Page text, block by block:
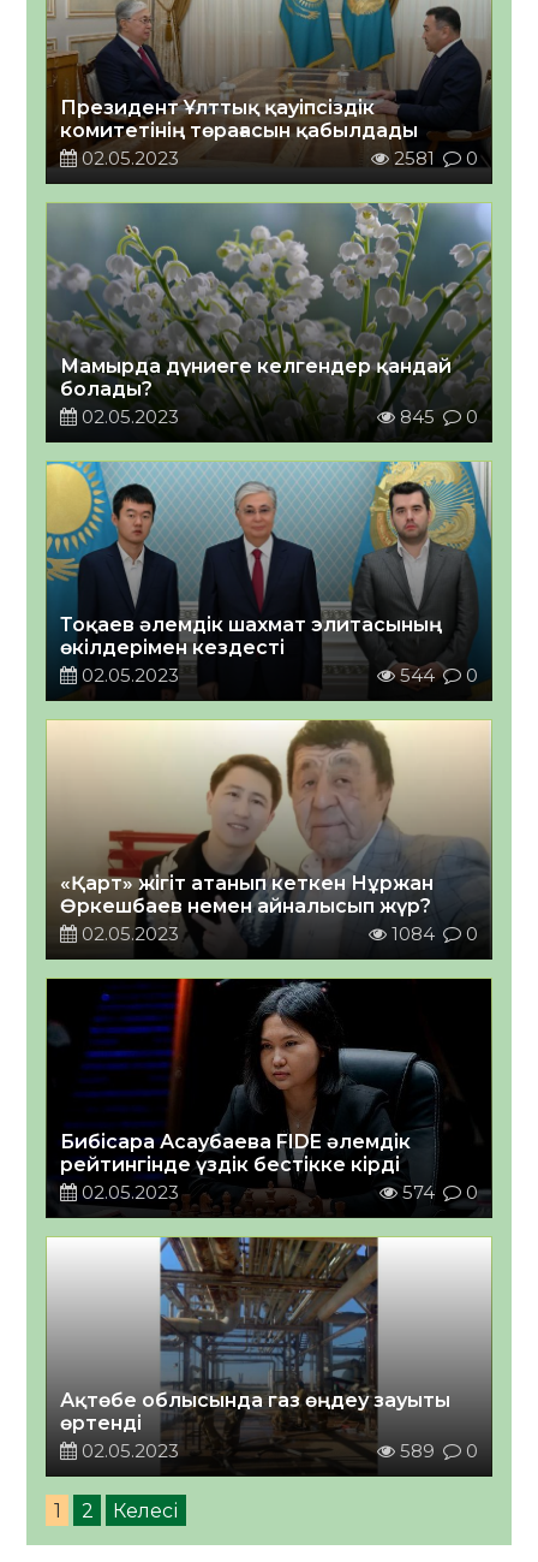
Президент Ұлттық қауіпсіздік
комитетінің төрағасын қабылдады
02.05.2023
2581 0
Мамырда дүниеге келгендер қандай
болады?
02.05.2023
845 0
Тоқаев әлемдік шахмат элитасының
өкілдерімен кездесті
02.05.2023
544 0
«Қарт» жігіт атанып кеткен Нұржан
Өркешбаев немен айналысып жүр?
02.05.2023
1084 0
Бибісара Асаубаева FIDE әлемдік
рейтингінде үздік бестікке кірді
02.05.2023
574 0
Ақтөбе облысында газ өңдеу зауыты
өртенді
02.05.2023
589 0
1 2 Келесі